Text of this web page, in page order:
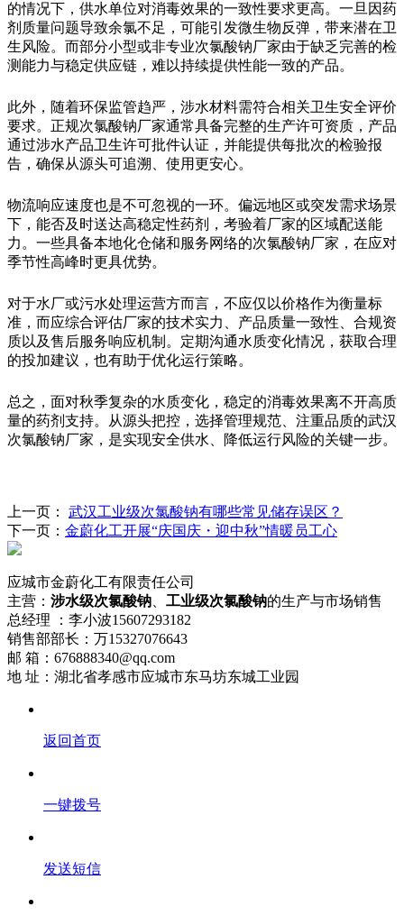
的情况下，供水单位对消毒效果的一致性要求更高。一旦因药
剂质量问题导致余氯不足，可能引发微生物反弹，带来潜在卫
生风险。而部分小型或非专业次氯酸钠厂家由于缺乏完善的检
测能力与稳定供应链，难以持续提供性能一致的产品。
此外，随着环保监管趋严，涉水材料需符合相关卫生安全评价
要求。正规次氯酸钠厂家通常具备完整的生产许可资质，产品
通过涉水产品卫生许可批件认证，并能提供每批次的检验报
告，确保从源头可追溯、使用更安心。
物流响应速度也是不可忽视的一环。偏远地区或突发需求场景
下，能否及时送达高稳定性药剂，考验着厂家的区域配送能
力。一些具备本地化仓储和服务网络的次氯酸钠厂家，在应对
季节性高峰时更具优势。
对于水厂或污水处理运营方而言，不应仅以价格作为衡量标
准，而应综合评估厂家的技术实力、产品质量一致性、合规资
质以及售后服务响应机制。定期沟通水质变化情况，获取合理
的投加建议，也有助于优化运行策略。
总之，面对秋季复杂的水质变化，稳定的消毒效果离不开高质
量的药剂支持。从源头把控，选择管理规范、注重品质的武汉
次氯酸钠厂家，是实现安全供水、降低运行风险的关键一步。
上一页： 武汉工业级次氯酸钠有哪些常见储存误区？
下一页： 金蔚化工开展“庆国庆・迎中秋”情暖员工心
应城市金蔚化工有限责任公司
主营： 涉水级次氯酸钠 工业级次氯酸钠的生产与市场销售
总经理 ：李小波15607293182
销售部部长：万15327076643
邮 箱：676888340@qq.com
地 址：湖北省孝感市应城市东马坊东城工业园
返回首页
一键拨号
发送短信